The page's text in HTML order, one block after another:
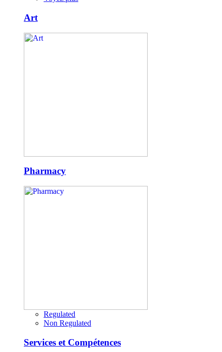
Art
Pharmacy
Regulated
Non Regulated
Services et Compétences